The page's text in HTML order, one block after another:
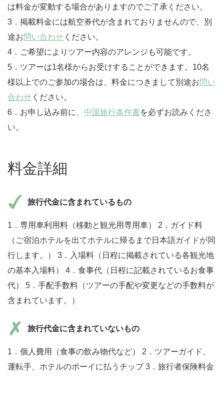
は料金が変動する場合がありますのでご了承ください。
3．掲載料金には航空券代が含まれておりませんので、別
途お問い合わせ ください。
4．ご希望によりツアー内容のアレンジも可能です。
5．ツアーは1名様からお受けすることができます。10名
様以上でのご参加の場合は、料金につきまして別途お問い
合わせ ください。
6．お申し込み前に、 中国旅行条件書を必ずお読みくださ
い。
料金詳細
旅行代金に含まれているもの
1．専用車利用料（移動と観光用専用車） 2．ガイド料
（ご宿泊ホテルを出てホテルに帰るまで日本語ガイドが同
行します。） 3．入場料（日程に掲載されている各観光地
の基本入場料） 4．食事代（日程に記載されているお食事
代） 5．手配手数料（ツアーの手配や変更などの手数料が
含まれています。）
旅行代金に含まれていないもの
1．個人費用（食事の飲み物代など） 2．ツアーガイド、
運転手、ホテルのボーイに払うチップ 3．旅行者保険料金